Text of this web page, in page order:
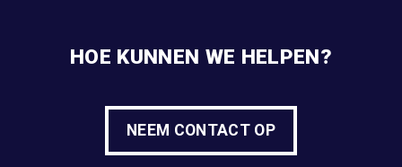
HOE KUNNEN WE HELPEN?
NEEM CONTACT OP